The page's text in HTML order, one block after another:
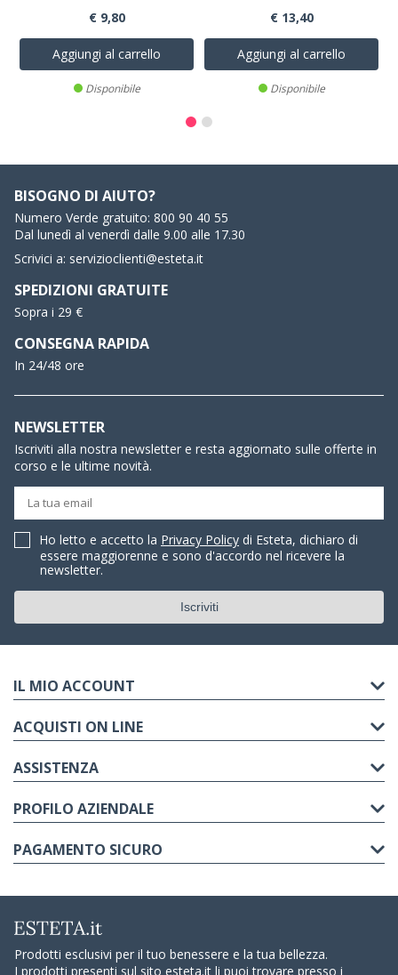
€ 9,80
Aggiungi al carrello
Disponibile
€ 13,40
Aggiungi al carrello
Disponibile
BISOGNO DI AIUTO?
Numero Verde gratuito: 800 90 40 55
Dal lunedì al venerdì dalle 9.00 alle 17.30
Scrivici a: servizioclienti@esteta.it
SPEDIZIONI GRATUITE
Sopra i 29 €
CONSEGNA RAPIDA
In 24/48 ore
NEWSLETTER
Iscriviti alla nostra newsletter e resta aggiornato sulle offerte in
corso e le ultime novità.
Ho letto e accetto la Privacy Policy di Esteta, dichiaro di
essere maggiorenne e sono d'accordo nel ricevere la
newsletter.
IL MIO ACCOUNT
ACQUISTI ON LINE
ASSISTENZA
PROFILO AZIENDALE
PAGAMENTO SICURO
Prodotti esclusivi per il tuo benessere e la tua bellezza.
I prodotti presenti sul sito esteta.it li puoi trovare presso i